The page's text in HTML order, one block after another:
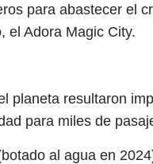
para abastecer el
el Adora Magic City.
planeta resultaron
para miles de
al agua en